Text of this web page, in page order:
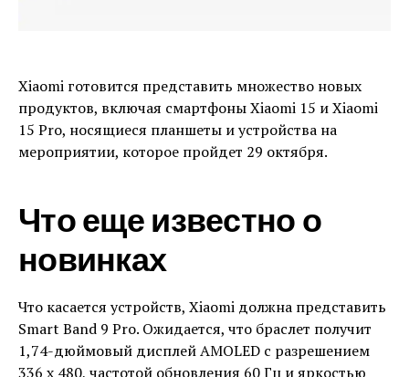
Xiaomi готовится представить множество новых
продуктов, включая смартфоны Xiaomi 15 и Xiaomi
15 Pro, носящиеся планшеты и устройства на
мероприятии, которое пройдет 29 октября.
Что еще известно о
новинках
Что касается устройств, Xiaomi должна представить
Smart Band 9 Pro. Ожидается, что браслет получит
1,74-дюймовый дисплей AMOLED с разрешением
336 x 480, частотой обновления 60 Гц и яркостью